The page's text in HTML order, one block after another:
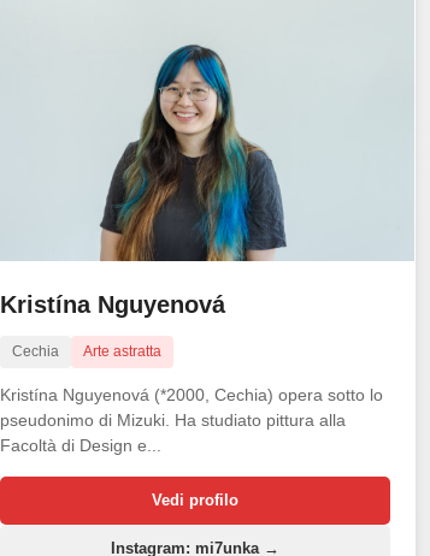
Kristína Nguyenová
Cechia Arte astratta
Kristína Nguyenová (*2000, Cechia) opera sotto lo
pseudonimo di Mizuki. Ha studiato pittura alla
Facoltà di Design e...
Vedi profilo
Instagram: mi7unka →